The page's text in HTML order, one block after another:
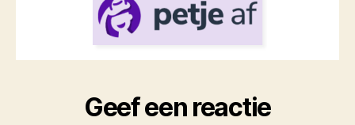
Geef een reactie